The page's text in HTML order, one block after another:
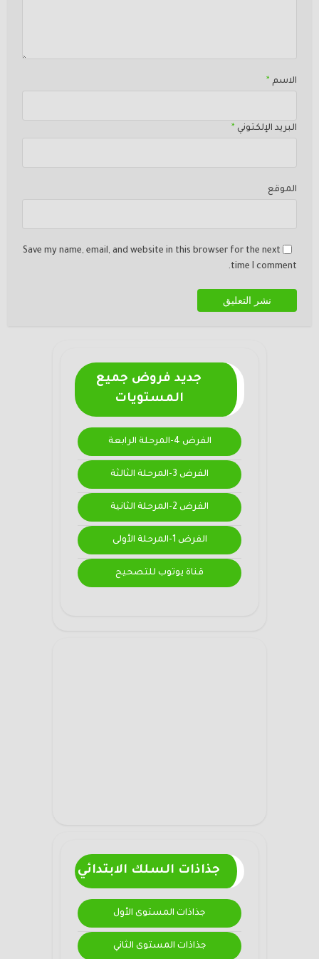
الاسم *
البريد الإلكتوني *
الموقع
Save my name, email, and website in this browser for the next
time I comment.
جديد فروض جميع
المستويات
الفرض 4-المرحلة الرابعة
الفرض 3-المرحلة الثالثة
الفرض 2-المرحلة الثانية
الفرض 1-المرحلة الأولى
قناة يوتوب للتصحيح
جذاذات السلك الابتدائي
جذاذات المستوى الأول
جذاذات المستوى الثاني